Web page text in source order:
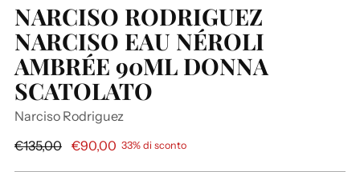
NARCISO RODRIGUEZ
NARCISO EAU NÉROLI
AMBRÉE 90ML DONNA
SCATOLATO
Narciso Rodriguez
P
€135,00 €90,00 33% di sconto